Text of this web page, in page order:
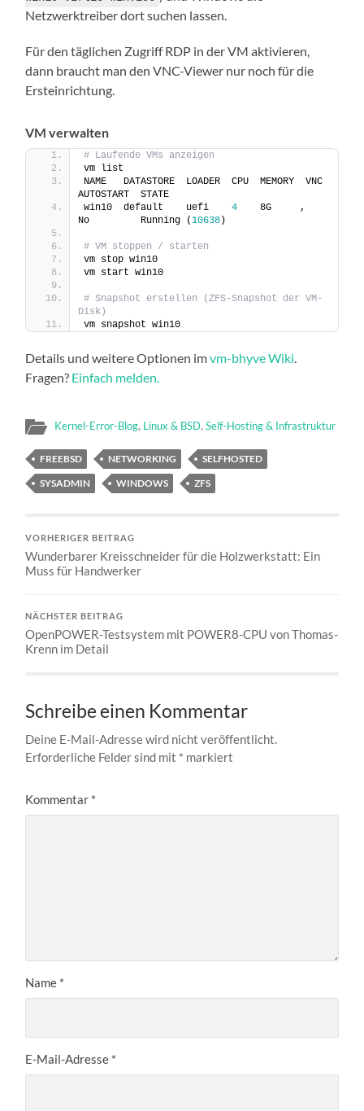
Netzwerktreiber dort suchen lassen.
Für den täglichen Zugriff RDP in der VM aktivieren,
dann braucht man den VNC-Viewer nur noch für die
Ersteinrichtung.
VM verwalten
# Laufende VMs anzeigen
vm list
NAME   DATASTORE  LOADER  CPU  MEMORY  VNC
AUTOSTART  STATE
win10  default    uefi 4
    8G     ,
No         Running (10638)
# VM stoppen / starten
vm stop win10
vm start win10
# Snapshot erstellen (ZFS-Snapshot der VM-
Disk)
vm snapshot win10
Details und weitere Optionen imvm-bhyve Wiki
Fragen? Einfach melden.
Kernel-Error-Blog, Linux & BSD,Self-Hosting & Infrastruktur
FREEBSD NETWORKING
SELFHOSTED
SYSADMIN
WINDOWS ZFS
VORHERIGER BEITRAG
Wunderbarer Kreisschneider für die Holzwerkstatt: Ein
Muss für Handwerker
NÄCHSTER BEITRAG
OpenPOWER-Testsystem mit POWER8-CPU von Thomas-
Krenn im Detail
Schreibe einen Kommentar
Deine E-Mail-Adresse wird nicht veröffentlicht.
Erforderliche Felder sind mit * markiert
Kommentar *
Name *
E-Mail-Adresse *